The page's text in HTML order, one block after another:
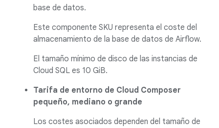
base de datos.
Este componente SKU representa el coste del
almacenamiento de la base de datos de Airflow.
El tamaño mínimo de disco de las instancias de
Cloud SQL es 10 GiB.
Tarifa de entorno de Cloud Composer
pequeño, mediano o grande
Los costes asociados dependen del tamaño de